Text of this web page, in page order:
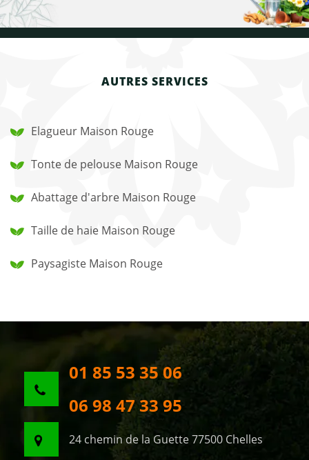
AUTRES SERVICES
Elagueur Maison Rouge
Tonte de pelouse Maison Rouge
Abattage d'arbre Maison Rouge
Taille de haie Maison Rouge
Paysagiste Maison Rouge
01 85 53 35 06
06 98 47 33 95
24 chemin de la Guette 77500 Chelles